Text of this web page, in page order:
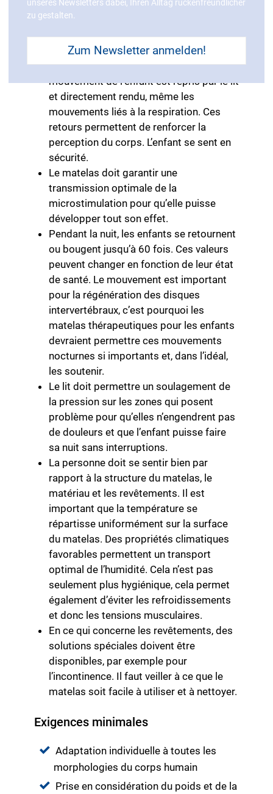
du corps.
Le lit doit promouvoir la perception du
corps. Le principe de la microstimulation
constitue un bon exemple. Une multitude
de ressorts à ailettes fait que chaque
mouvement de l’enfant est repris par le lit
et directement rendu, même les
mouvements liés à la respiration. Ces
retours permettent de renforcer la
perception du corps. L’enfant se sent en
sécurité.
Le matelas doit garantir une
transmission optimale de la
microstimulation pour qu’elle puisse
développer tout son effet.
Pendant la nuit, les enfants se retournent
ou bougent jusqu’à 60 fois. Ces valeurs
peuvent changer en fonction de leur état
de santé. Le mouvement est important
pour la régénération des disques
intervertébraux, c’est pourquoi les
matelas thérapeutiques pour les enfants
devraient permettre ces mouvements
nocturnes si importants et, dans l’idéal,
les soutenir.
Le lit doit permettre un soulagement de
la pression sur les zones qui posent
problème pour qu’elles n’engendrent pas
de douleurs et que l’enfant puisse faire
sa nuit sans interruptions.
La personne doit se sentir bien par
rapport à la structure du matelas, le
matériau et les revêtements. Il est
important que la température se
répartisse uniformément sur la surface
du matelas. Des propriétés climatiques
favorables permettent un transport
optimal de l’humidité. Cela n’est pas
seulement plus hygiénique, cela permet
également d’éviter les refroidissements
et donc les tensions musculaires.
En ce qui concerne les revêtements, des
solutions spéciales doivent être
disponibles, par exemple pour
l’incontinence. Il faut veiller à ce que le
matelas soit facile à utiliser et à nettoyer.
Exigences minimales
Adaptation individuelle à toutes les
morphologies du corps humain
Prise en considération du poids et de la
unseres Newsletters dabei, Ihren Alltag rückenfreundlicher
zu gestalten.
Zum Newsletter anmelden!